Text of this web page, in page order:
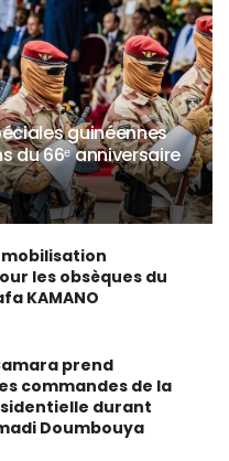
guinéennes
du 66ᵉ anniversaire
mobilisation
les obsèques du
KAMANO
prend
commandes de la
durant
Doumbouya